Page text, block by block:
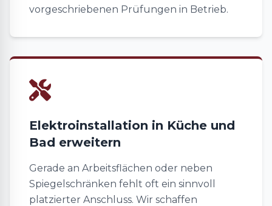
vorgeschriebenen Prüfungen in Betrieb.
Elektroinstallation in Küche und
Bad erweitern
Gerade an Arbeitsflächen oder neben
Spiegelschränken fehlt oft ein sinnvoll
platzierter Anschluss. Wir schaffen